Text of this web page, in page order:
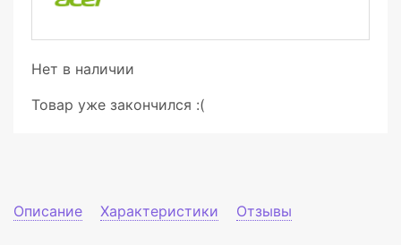
Нет в наличии
Товар уже закончился :(
Описание Характеристики Отзывы